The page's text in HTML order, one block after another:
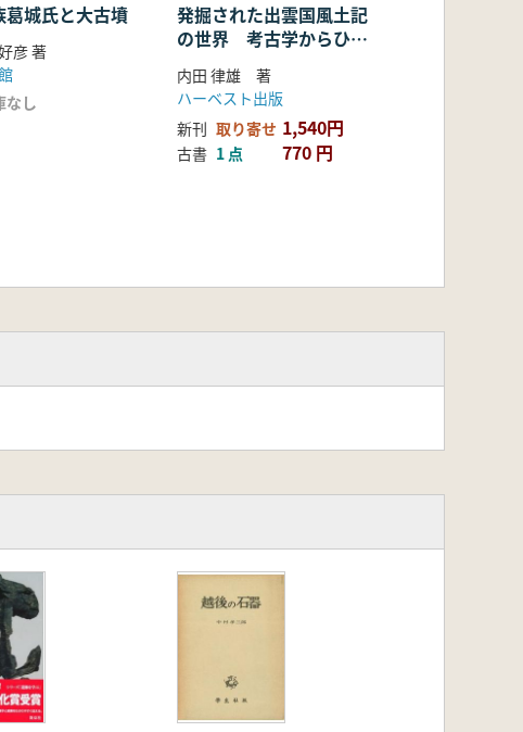
葛城氏と大古墳
彦 著
なし
発掘された出雲国風土記
の世界 考古学からひも
とく古代出雲
内田 律雄 著
ハーベスト出版
新刊 取り寄せ 1,540円
古書 1 点 770 円